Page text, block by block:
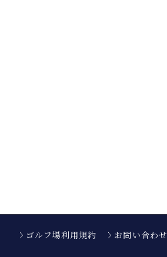
ゴルフ場利用規約 お問い合わせ